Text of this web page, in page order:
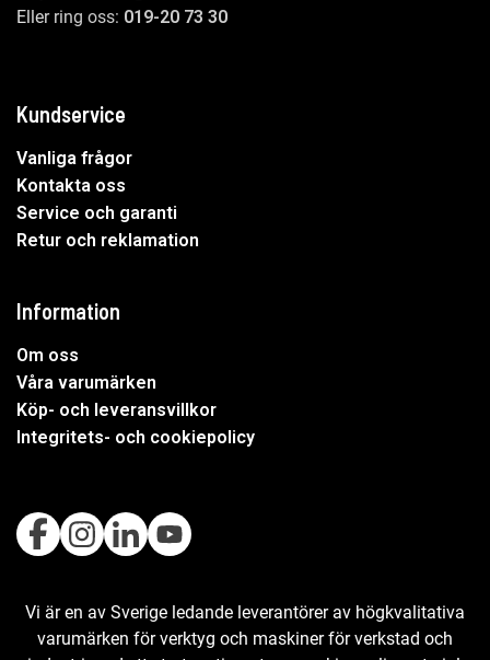
Eller ring oss: 019-20 73 30
Kundservice
Vanliga frågor
Kontakta oss
Service och garanti
Retur och reklamation
Information
Om oss
Våra varumärken
Köp- och leveransvillkor
Integritets- och cookiepolicy
Vi är en av Sverige ledande leverantörer av högkvalitativa
varumärken för verktyg och maskiner för verkstad och